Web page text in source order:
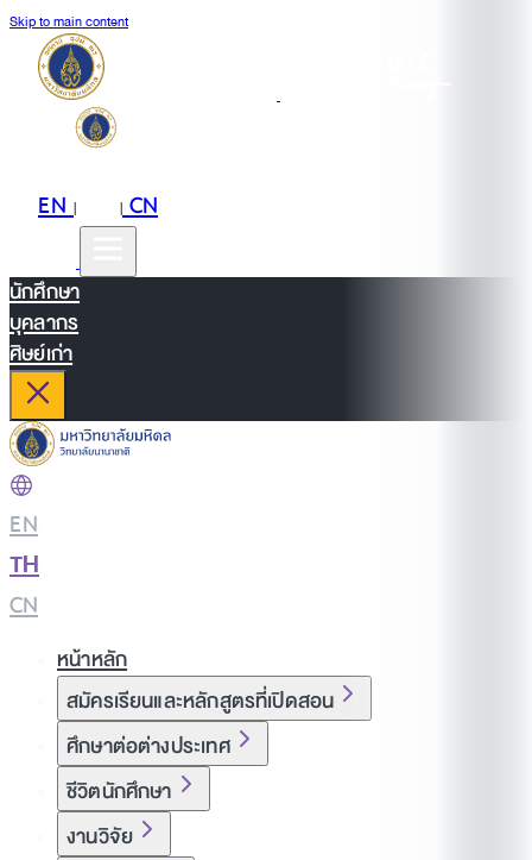
Skip to main content
EN| |CN
นักศึกษา
บุคลากร
ศิษย์เก่า
EN
TH
CN
หน้าหลัก
สมัครเรียนและหลักสูตรที่เปิดสอน
ศึกษาต่อต่างประเทศ
ชีวิตนักศึกษา
งานวิจัย